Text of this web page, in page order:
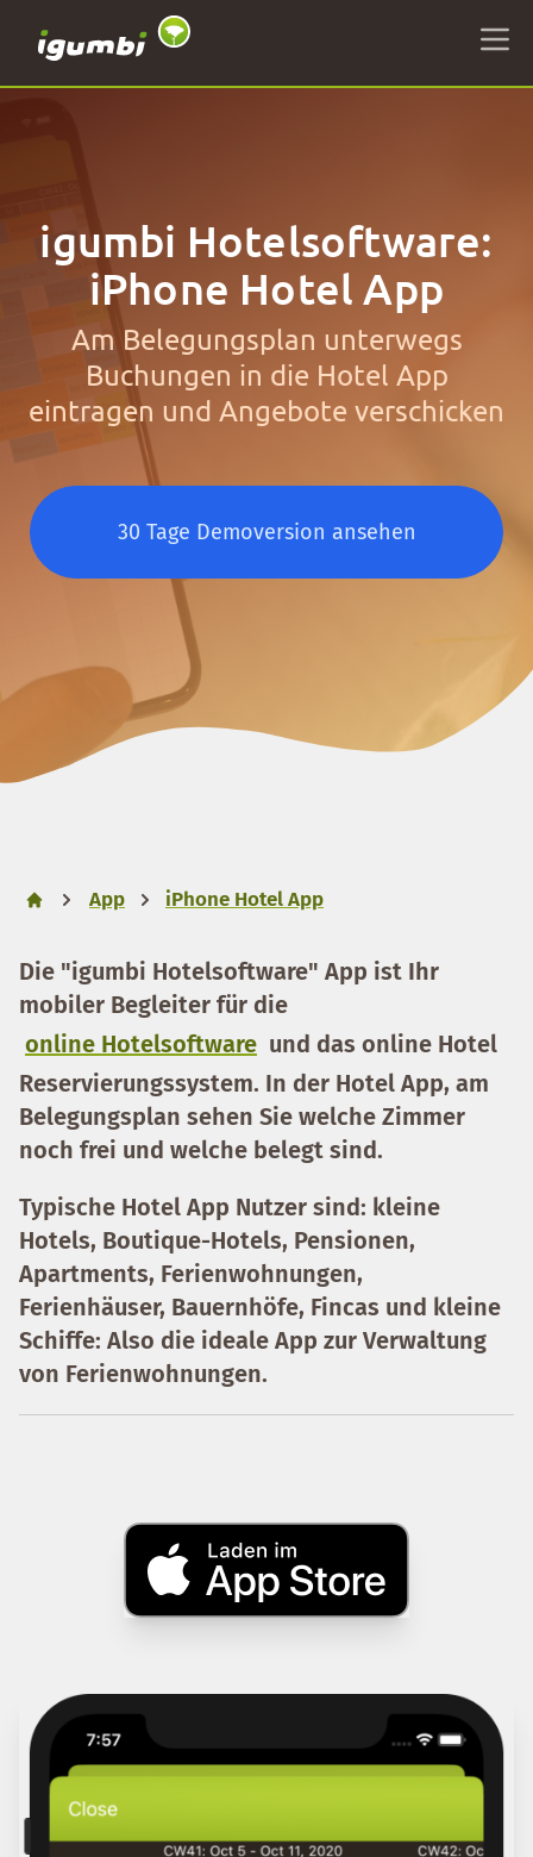
igumbi Hotelsoftware:
iPhone Hotel App
Am Belegungsplan unterwegs
Buchungen in die Hotel App
eintragen und Angebote verschicken
30 Tage Demoversion ansehen
App iPhone Hotel App
Die "igumbi Hotelsoftware" App ist Ihr
mobiler Begleiter für die
online Hotelsoftware und das online Hotel
Reservierungssystem. In der Hotel App, am
Belegungsplan sehen Sie welche Zimmer
noch frei und welche belegt sind.
Typische Hotel App Nutzer sind: kleine
Hotels, Boutique-Hotels, Pensionen,
Apartments, Ferienwohnungen,
Ferienhäuser, Bauernhöfe, Fincas und kleine
Schiffe: Also die ideale App zur Verwaltung
von Ferienwohnungen.